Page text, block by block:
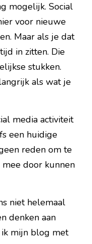
mogelijk. Social
voor nieuwe
Maar als je dat
in zitten. Die
stukken.
als wat je
media activiteit
een huidige
reden om te
door kunnen
niet helemaal
denken aan
mijn blog met